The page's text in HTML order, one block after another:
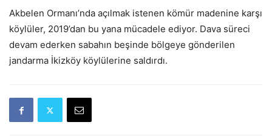
Akbelen Ormanı’nda açılmak istenen kömür madenine karşı
köylüler, 2019’dan bu yana mücadele ediyor. Dava süreci
devam ederken sabahın beşinde bölgeye gönderilen
jandarma İkizköy köylülerine saldırdı.